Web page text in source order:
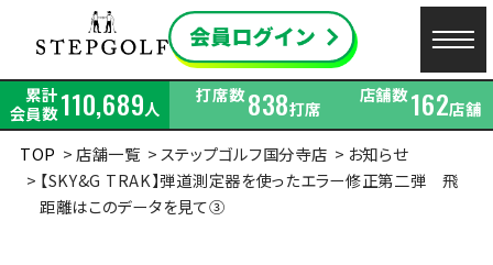
累計
会員数110,689人
打席数838打席
店舗数162店舗
TOP
店舗一覧 ステップゴルフ国分寺店
お知らせ
【SKY&G TRAK】弾道測定器を使ったエラー修正第二弾 飛
距離はこのデータを見て③